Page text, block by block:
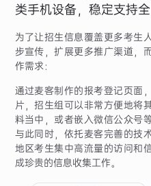
类手机设备，稳定支持
为了让招生信息覆盖更多考生
步宣传，扩展更多推广渠道，
作需求：
通过麦客制作的报考登记页面
片，招生组可以非常方便地将
料当中，或者嵌入微信公众号
与此同时，依托麦客完善的技
地区考生集中高流量的访问和
成珍贵的信息收集工作。